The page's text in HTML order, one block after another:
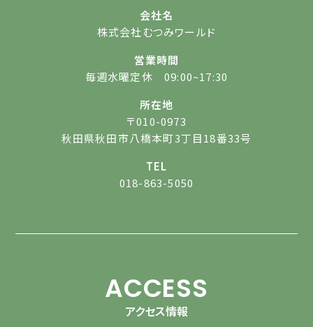
会社名
株式会社むつみワールド
営業時間
毎週水曜定休 09:00~17:30
所在地
〒010-0973
秋田県秋田市八橋本町3丁目18番33号
TEL
018-863-5050
ACCESS
アクセス情報